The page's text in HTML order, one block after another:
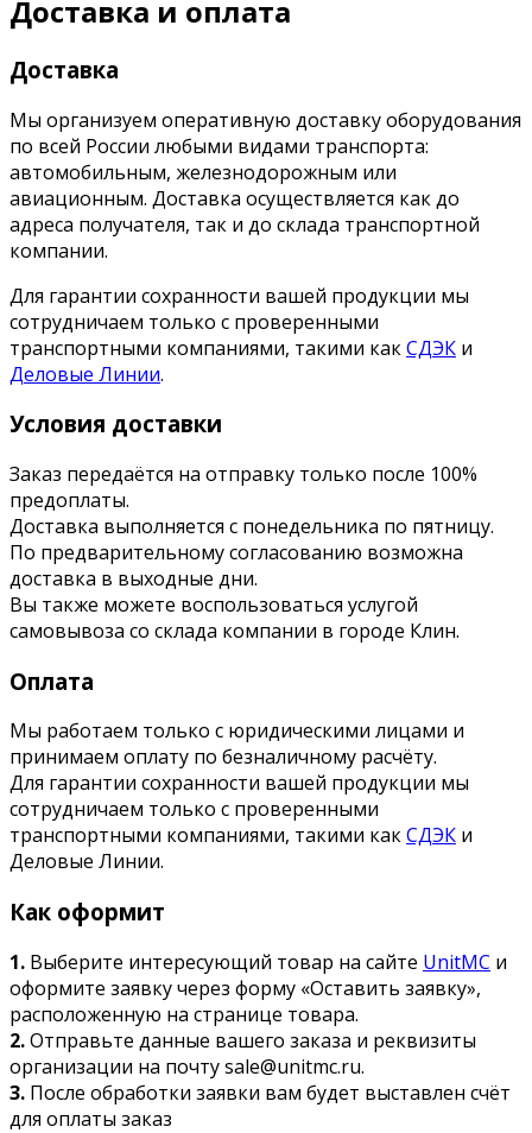
Доставка и оплата
Доставка
Мы организуем оперативную доставку оборудования
по всей России любыми видами транспорта:
автомобильным, железнодорожным или
авиационным. Доставка осуществляется как до
адреса получателя, так и до склада транспортной
компании.
Для гарантии сохранности вашей продукции мы
сотрудничаем только с проверенными
транспортными компаниями, такими какСДЭК и
Деловые Линии.
Условия доставки
Заказ передаётся на отправку только после 100%
предоплаты.
Доставка выполняется с понедельника по пятницу.
По предварительному согласованию возможна
доставка в выходные дни.
Вы также можете воспользоваться услугой
самовывоза со склада компании в городе Клин.
Оплата
Мы работаем только с юридическими лицами и
принимаем оплату по безналичному расчёту.
Для гарантии сохранности вашей продукции мы
сотрудничаем только с проверенными
транспортными компаниями, такими какСДЭК и
Деловые Линии.
Как оформит
1. Выберите интересующий товар на сайте UnitMC и
оформите заявку через форму «Оставить заявку»,
расположенную на странице товара.
2.Отправьте данные вашего заказа и реквизиты
организации на почту sale@unitmc.ru.
3. После обработки заявки вам будет выставлен счёт
для оплаты заказ